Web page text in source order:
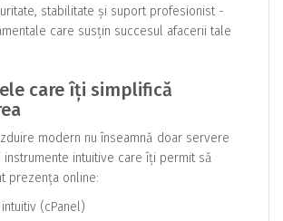
stabilitate și suport profesionist -
care susțin succesul afacerii tale
care îți simplifică
modern nu înseamnă doar servere
instrumente intuitive care îți permit să
prezența online:
(cPanel)